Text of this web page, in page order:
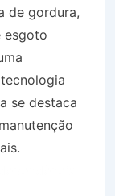
de gordura,
esgoto
se destaca